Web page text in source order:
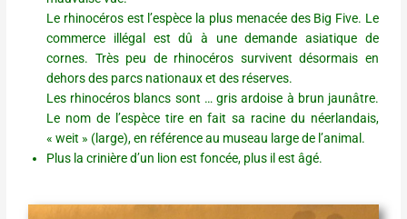
Le rhinocéros est l’espèce la plus menacée des Big Five. Le
commerce illégal est dû à une demande asiatique de
cornes. Très peu de rhinocéros survivent désormais en
dehors des parcs nationaux et des réserves.
Les rhinocéros blancs sont … gris ardoise à brun jaunâtre.
Le nom de l’espèce tire en fait sa racine du néerlandais,
« weit » (large), en référence au museau large de l’animal.
Plus la crinière d’un lion est foncée, plus il est âgé.